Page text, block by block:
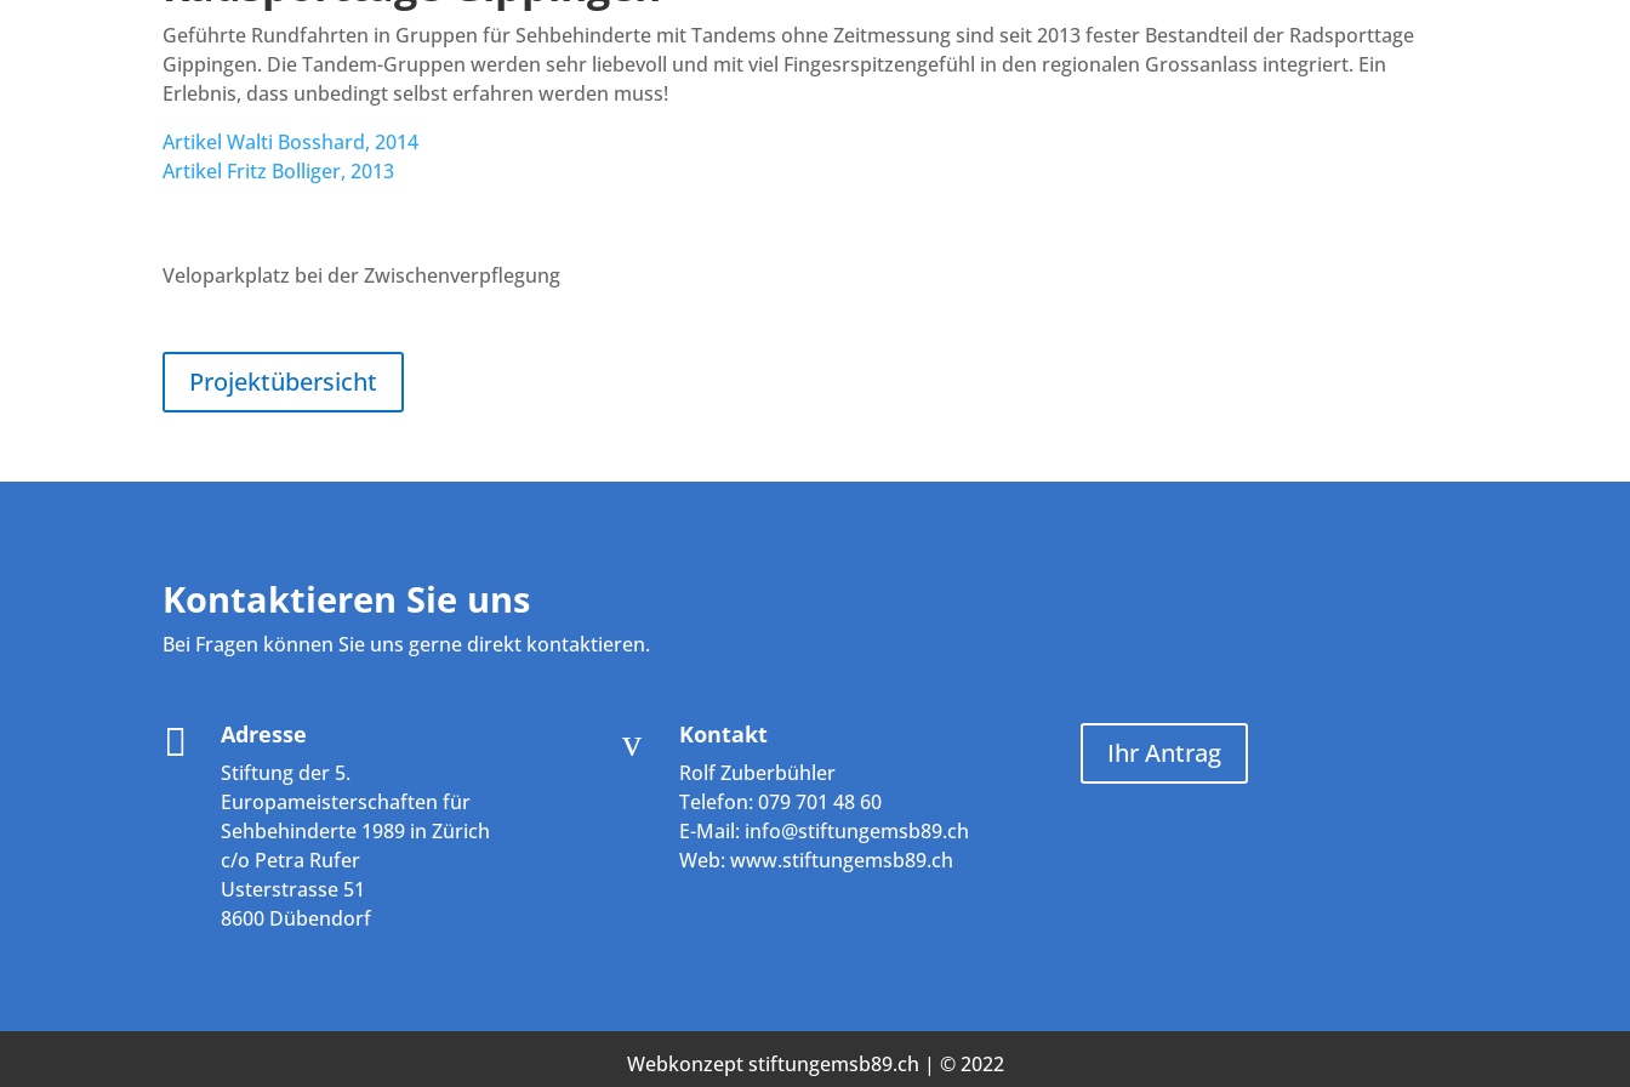
Geführte Rundfahrten in Gruppen für Sehbehinderte mit Tandems ohne Zeitmessung sind seit 2013 fester Bestandteil der Radsporttage
Gippingen. Die Tandem-Gruppen werden sehr liebevoll und mit viel Fingesrspitzengefühl in den regionalen Grossanlass integriert. Ein
Erlebnis, dass unbedingt selbst erfahren werden muss!
Artikel Walti Bosshard, 2014
Artikel Fritz Bolliger, 2013
Veloparkplatz bei der Zwischenverpflegung
Projektübersicht
Kontaktieren Sie uns
Bei Fragen können Sie uns gerne direkt kontaktieren.
 Adresse
Stiftung der 5.
Europameisterschaften für
Sehbehinderte 1989 in Zürich
c/o Petra Rufer
Usterstrasse 51
8600 Dübendorf
v Kontakt
Rolf Zuberbühler
Telefon: 079 701 48 60
E-Mail: info@stiftungemsb89.ch
Web: www.stiftungemsb89.ch
Ihr Antrag
Webkonzeptstiftungemsb89.ch | © 2022